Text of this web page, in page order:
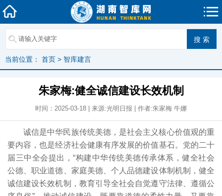
当前位置： 首页 > 智库建言
朱家梅:健全诚信建设长效机制
时间：2025-03-18 | 来源:光明日报 | 作者:朱家梅 牛娜
诚信是中华民族传统美德，是社会主义核心价值观的重
要内容，也是经济社会健康有序发展的价值基石。党的二十
届三中全会提出，“构建中华传统美德传承体系，健全社会
公德、职业道德、家庭美德、个人品德建设体制机制，健全
诚信建设长效机制，教育引导全社会自觉遵守法律、遵循公